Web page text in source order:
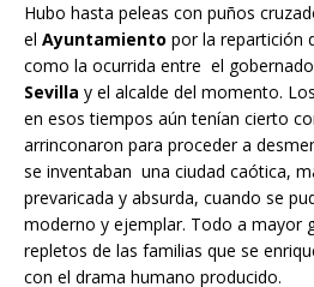
Hubo hasta peleas con puños
el Ayuntamiento por la repartición
como la ocurrida entre el
Sevilla y el alcalde del momento.
en esos tiempos aún tenían cierto
arrinconaron para proceder a
se inventaban una ciudad caótica,
prevaricada y absurda, cuando se
moderno y ejemplar. Todo a mayor
repletos de las familias que se
con el drama humano producido.